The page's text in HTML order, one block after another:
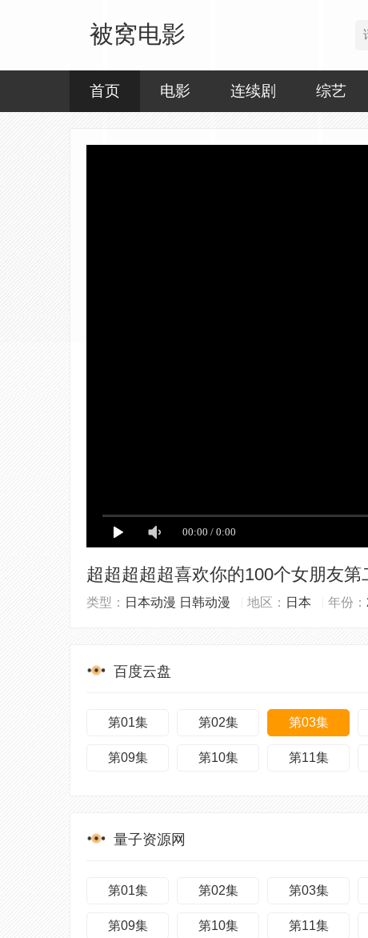
被窝电影
首页 电影 连续剧 综艺
超超超超超喜欢你的100个女朋友第
类型： 日本动漫 日韩动漫 地区： 日本 年份：
百度云盘
第01集 第02集 第03集
第09集 第10集 第11集
量子资源网
第01集 第02集 第03集
第09集 第10集 第11集